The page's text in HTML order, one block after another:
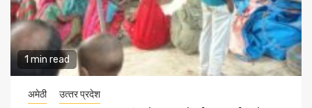
1 min read
अमेठी उत्‍तर प्रदेश